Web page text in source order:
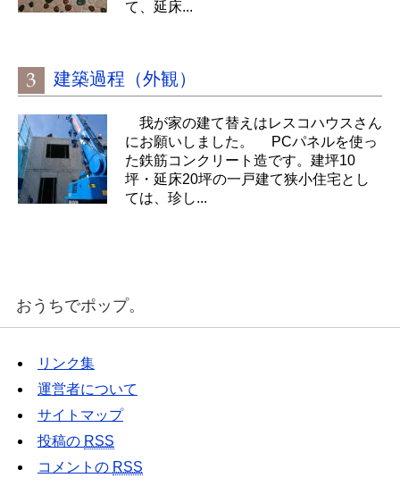
て、延床...
建築過程（外観）
我が家の建て替えはレスコハウスさん
にお願いしました。 PCパネルを使っ
た鉄筋コンクリート造です。建坪10
坪・延床20坪の一戸建て狭小住宅とし
ては、珍し...
おうちでポップ。
リンク集
運営者について
サイトマップ
投稿の RSS
コメントの RSS